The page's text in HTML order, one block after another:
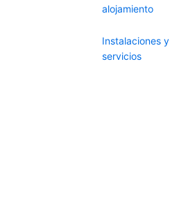
alojamiento
Instalaciones y
servicios